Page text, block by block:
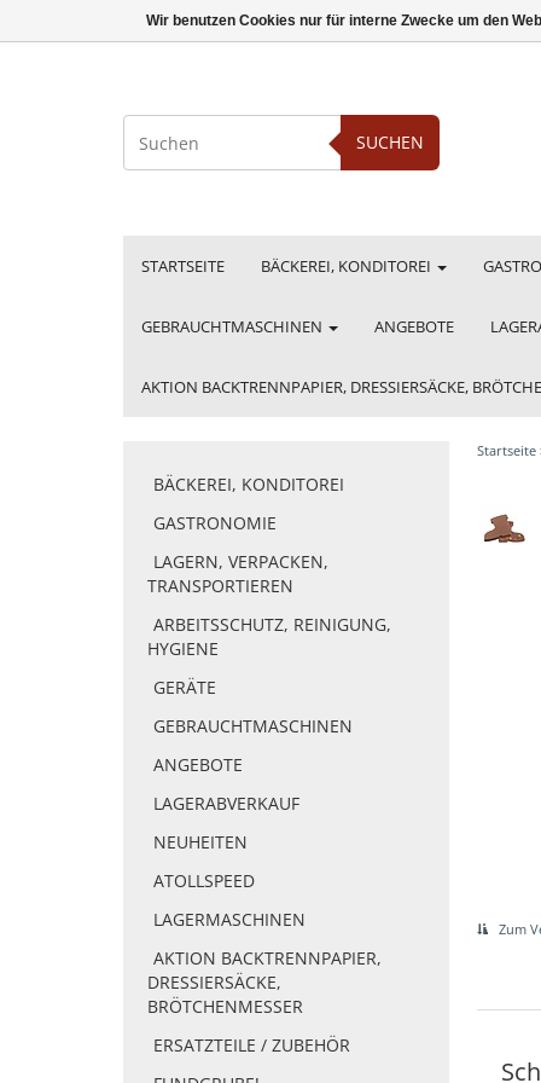
SUCHEN
STARTSEITE BÄCKEREI, KONDITOREI
GEBRAUCHTMASCHINEN ANGEBOTE
AKTION BACKTRENNPAPIER, DRESSIERSÄCKE,
BÄCKEREI, KONDITOREI
GASTRONOMIE
LAGERN, VERPACKEN,
TRANSPORTIEREN
ARBEITSSCHUTZ, REINIGUNG,
HYGIENE
GERÄTE
GEBRAUCHTMASCHINEN
ANGEBOTE
LAGERABVERKAUF
NEUHEITEN
ATOLLSPEED
LAGERMASCHINEN
AKTION BACKTRENNPAPIER,
DRESSIERSÄCKE,
BRÖTCHENMESSER
ERSATZTEILE / ZUBEHÖR
Startseite
Zum
Wir benutzen Cookies nur für interne Zwecke um den